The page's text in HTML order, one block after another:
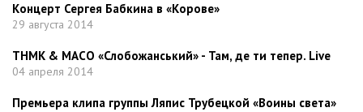
Концерт Сергея Бабкина в «Корове»
29 августа 2014
ТНМК & МАСО «Слобожанський» - Там, де ти тепер. Live
04 апреля 2014
Премьера клипа группы Ляпис Трубецкой «Воины света»